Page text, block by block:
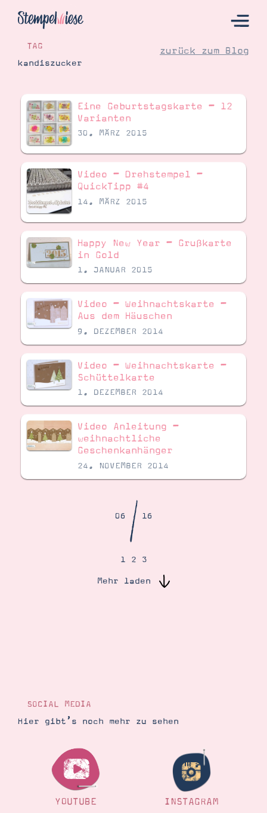
Hier Starten
Katalog
Bestellen
Kontakt
Angebote
Demonstrator werden
Blog
Gutscheine
Produkte erklärt
Über mich
Über Stampin’ Up!
Tipps & Tricks
Ordnungstipps
TAG
kandiszucker
zurück zum Blog
Eine Geburtstagskarte – 12
Varianten
30. MÄRZ 2015
Video – Drehstempel –
QuickTipp #4
14. MÄRZ 2015
Happy New Year – Grußkarte
in Gold
1. JANUAR 2015
Video – Weihnachtskarte –
Aus dem Häuschen
9. DEZEMBER 2014
Video – Weihnachtskarte –
Schüttelkarte
1. DEZEMBER 2014
Video Anleitung –
weihnachtliche
Geschenkanhänger
24. NOVEMBER 2014
06/16
1 2 3
Mehr laden
SOCIAL MEDIA
Hier gibt’s noch mehr zu sehen
YOUTUBE INSTAGRAM